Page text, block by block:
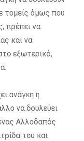
τομείς όμως που
πρέπει να
και να
εξωτερικό,
ανάγκη η
να δουλεύει
Αλλοδαπός
του και